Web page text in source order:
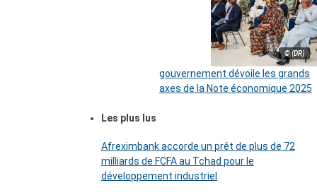
© (DR)
gouvernement dévoile les grands
axes de la Note économique 2025
Les plus lus
Afreximbank accorde un prêt de plus de 72
milliards de FCFA au Tchad pour le
développement industriel